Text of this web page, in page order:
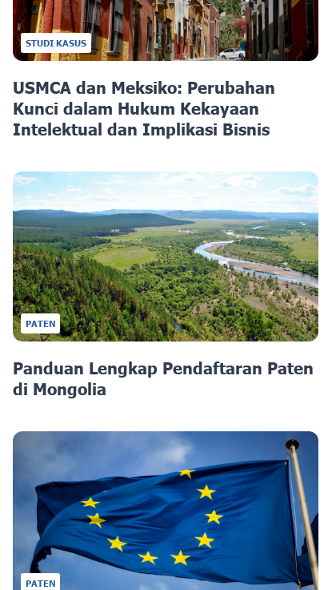
STUDI KASUS
USMCA dan Meksiko: Perubahan
Kunci dalam Hukum Kekayaan
Intelektual dan Implikasi Bisnis
PATEN
Panduan Lengkap Pendaftaran Paten
di Mongolia
PATEN